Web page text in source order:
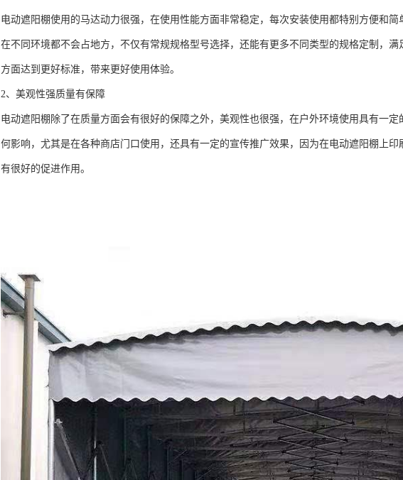
电动遮阳棚使用的马达动力很强，在使用性能方面非常稳定，每次安装使用都特别方便和
在不同环境都不会占地方，不仅有常规规格型号选择，还能有更多不同类型的规格定制，
方面达到更好标准，带来更好使用体验。
2、美观性强质量有保障
电动遮阳棚除了在质量方面会有很好的保障之外，美观性也很强，在户外环境使用具有一
何影响，尤其是在各种商店门口使用，还具有一定的宣传推广效果，因为在电动遮阳棚上
有很好的促进作用。